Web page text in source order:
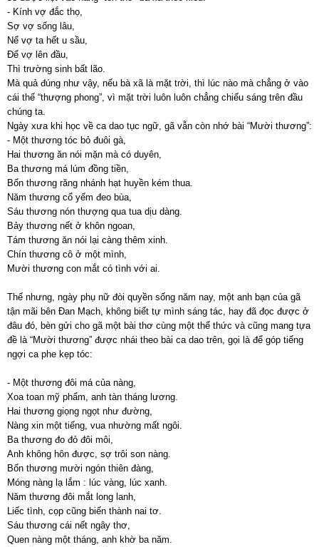
- Kính vợ đắc thọ,
Sợ vợ sống lâu,
Nể vợ ta hết u sầu,
Để vợ lên đầu,
Thì trường sinh bất lão.
Mà quả đúng như vậy, nếu bà xã là mặt trời, thì lúc nào mà chẳng ở vào
cái thế “thượng phong”, vì mặt trời luôn luôn chẳng chiếu sáng trên đầu
chúng ta.
Ngày xưa khi học về ca dao tục ngữ, gã vẫn còn nhớ bài “Mười thương”:
- Một thương tóc bỏ đuôi gà,
Hai thương ăn nói mặn mà có duyên,
Ba thương má lúm đồng tiền,
Bốn thương răng nhánh hạt huyền kém thua.
Năm thương cổ yếm đeo bùa,
Sáu thương nón thượng qua tua dịu dàng.
Bảy thương nết ở khôn ngoan,
Tám thương ăn nói lại càng thêm xinh.
Chín thương cô ở một mình,
Mười thương con mắt có tình với ai.
Thế nhưng, ngày phụ nữ đòi quyền sống năm nay, một anh bạn của gã
tận mãi bên Đan Mạch, không biết tự mình sáng tác, hay đã đọc được ở
đâu đó, bèn gửi cho gã một bài thơ cùng một thể thức và cũng mang tựa
đề là “Mười thương” được nhái theo bài ca dao trên, gọi là để góp tiếng
ngợi ca phe kẹp tóc:
- Một thương đôi má của nàng,
Xoa toan mỹ phẩm, anh tàn tháng lương.
Hai thương giọng ngọt như đường,
Nàng xin một tiếng, vua nhường mất ngôi.
Ba thương đo đỏ đôi môi,
Anh không hôn được, sợ trôi son nàng.
Bốn thương mười ngón thiên đàng,
Móng nàng lạ lắm : lúc vàng, lúc xanh.
Năm thương đôi mắt long lanh,
Liếc tình, cọp cũng biến thành nai tơ.
Sáu thương cái nết ngây thơ,
Quen nàng một tháng, anh khờ ba năm.